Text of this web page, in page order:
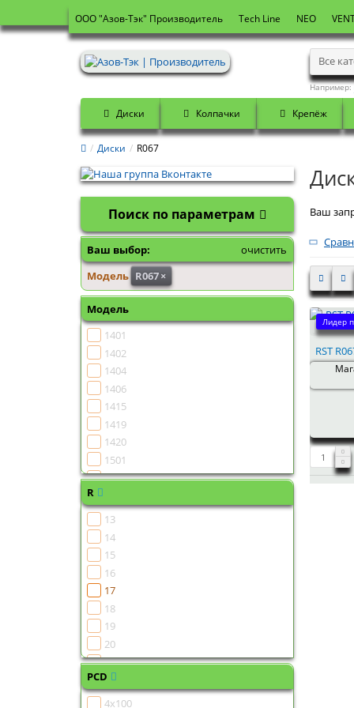
OOO "Азов-Тэк" Производитель Tech Line NEO
Все
Например:
Диски Колпачки Крепёж
Диски R067
Поиск по параметрам
Ваш выбор:
очистить
Модель R067×
Модель
1401
1402
1404
1406
1415
1419
1420
1501
1502
1505
1507
1510
1513
1516
1518
1519
R
13
14
15
16
17
18
19
20
21
22
PCD
4x100
Ваш
Лидер
RST